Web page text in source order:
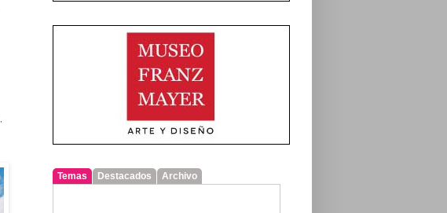
Temas Destacados Archivo